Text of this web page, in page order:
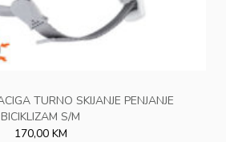
TURNO SKIJANJE PENJANJE
BICIKLIZAM S/M
170,00 KM